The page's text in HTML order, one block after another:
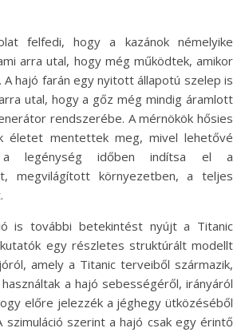
felfedi, hogy a kazánok némelyike
arra utal, hogy még működtek, amikor
A hajó farán egy nyitott állapotú szelep is
utal, hogy a gőz még mindig áramlott
rendszerébe. A mérnökök hősies
életet mentettek meg, mivel lehetővé
legénység időben indítsa el a
megvilágított környezetben, a teljes
is további betekintést nyújt a Titanic
egy részletes struktúrált modellt
amely a Titanic terveiből származik,
a hajó sebességéről, irányáról
előre jelezzék a jéghegy ütközéséből
szimuláció szerint a hajó csak egy érintő